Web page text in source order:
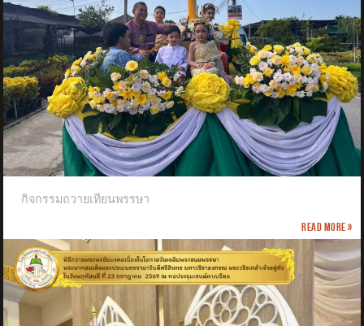
กิจกรรมถวายเทียนพรรษา
Read more »